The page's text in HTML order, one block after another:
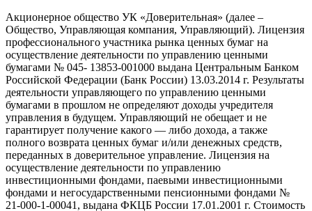
Акционерное общество УК «Доверительная» (далее –
Общество, Управляющая компания, Управляющий). Лицензия
профессионального участника рынка ценных бумаг на
осуществление деятельности по управлению ценными
бумагами № 045- 13853-001000 выдана Центральным Банком
Российской Федерации (Банк России) 13.03.2014 г. Результаты
деятельности управляющего по управлению ценными
бумагами в прошлом не определяют доходы учредителя
управления в будущем. Управляющий не обещает и не
гарантирует получение какого — либо дохода, а также
полного возврата ценных бумаг и/или денежных средств,
переданных в доверительное управление. Лицензия на
осуществление деятельности по управлению
инвестиционными фондами, паевыми инвестиционными
фондами и негосударственными пенсионными фондами №
21-000-1-00041, выдана ФКЦБ России 17.01.2001 г. Стоимость